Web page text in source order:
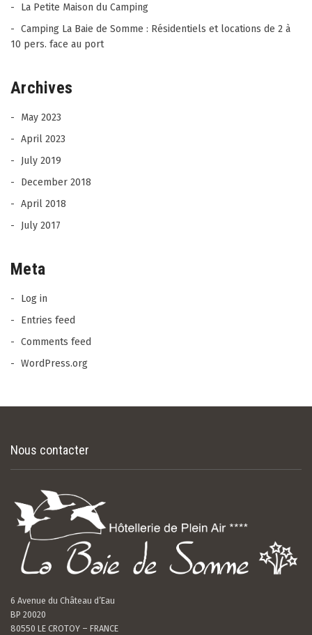
La Petite Maison du Camping
Camping La Baie de Somme : Résidentiels et locations de 2 à
10 pers. face au port
Archives
May 2023
April 2023
July 2019
December 2018
April 2018
July 2017
Meta
Log in
Entries feed
Comments feed
WordPress.org
Nous contacter
6 Avenue du Château d’Eau
BP 20020
80550 LE CROTOY – FRANCE